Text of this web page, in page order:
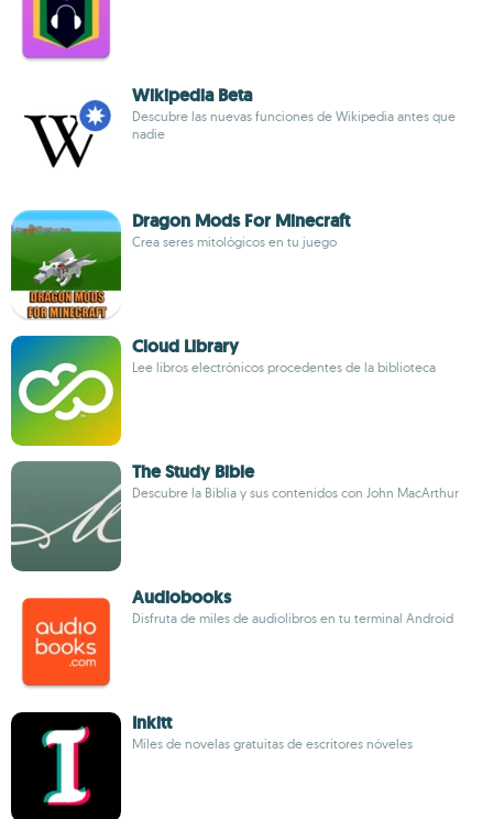
Wikipedia Beta
Descubre las nuevas funciones de Wikipedia antes que
nadie
Dragon Mods For Minecraft
Crea seres mitológicos en tu juego
Cloud Library
Lee libros electrónicos procedentes de la biblioteca
The Study Bible
Descubre la Biblia y sus contenidos con John MacArthur
Audiobooks
Disfruta de miles de audiolibros en tu terminal Android
Inkitt
Miles de novelas gratuitas de escritores nóveles